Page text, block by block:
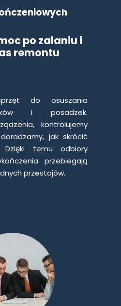
po zalaniu i
remontu
do osuszania
i posadzek.
kontrolujemy
jak skrócić
Dzięki temu odbiory
przebiegają
przestojów.